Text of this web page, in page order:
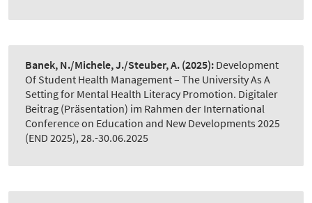
Banek, N./Michele, J./Steuber, A. (2025): Development
Of Student Health Management – The University As A
Setting for Mental Health Literacy Promotion. Digitaler
Beitrag (Präsentation) im Rahmen der International
Conference on Education and New Developments 2025
(END 2025), 28.-30.06.2025